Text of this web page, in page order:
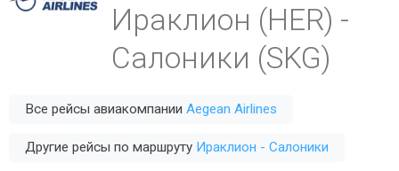
Ираклион (HER) -
Салоники (SKG)
Все рейсы авиакомпании Aegean Airlines
Другие рейсы по маршруту Ираклион - Салоники